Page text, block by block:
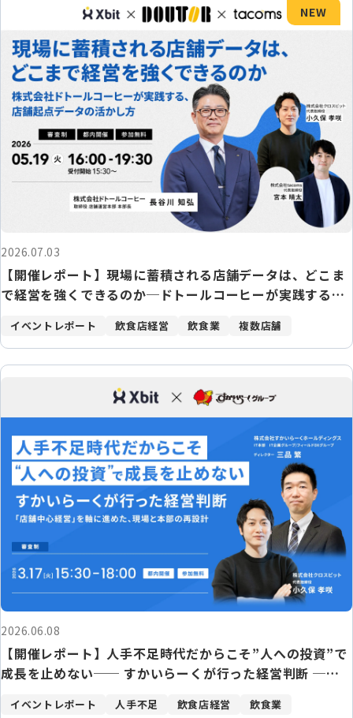
NEW
2026.07.03
【開催レポート】現場に蓄積される店舗データは、どこま
で経営を強くできるのか─ドトールコーヒーが実践する、
イベントレポート 飲食店経営 飲食業 複数店舗
2026.06.08
【開催レポート】人手不足時代だからこそ”人への投資”で
成長を止めない── すかいらーくが行った経営判断 ──
イベントレポート 人手不足 飲食店経営 飲食業